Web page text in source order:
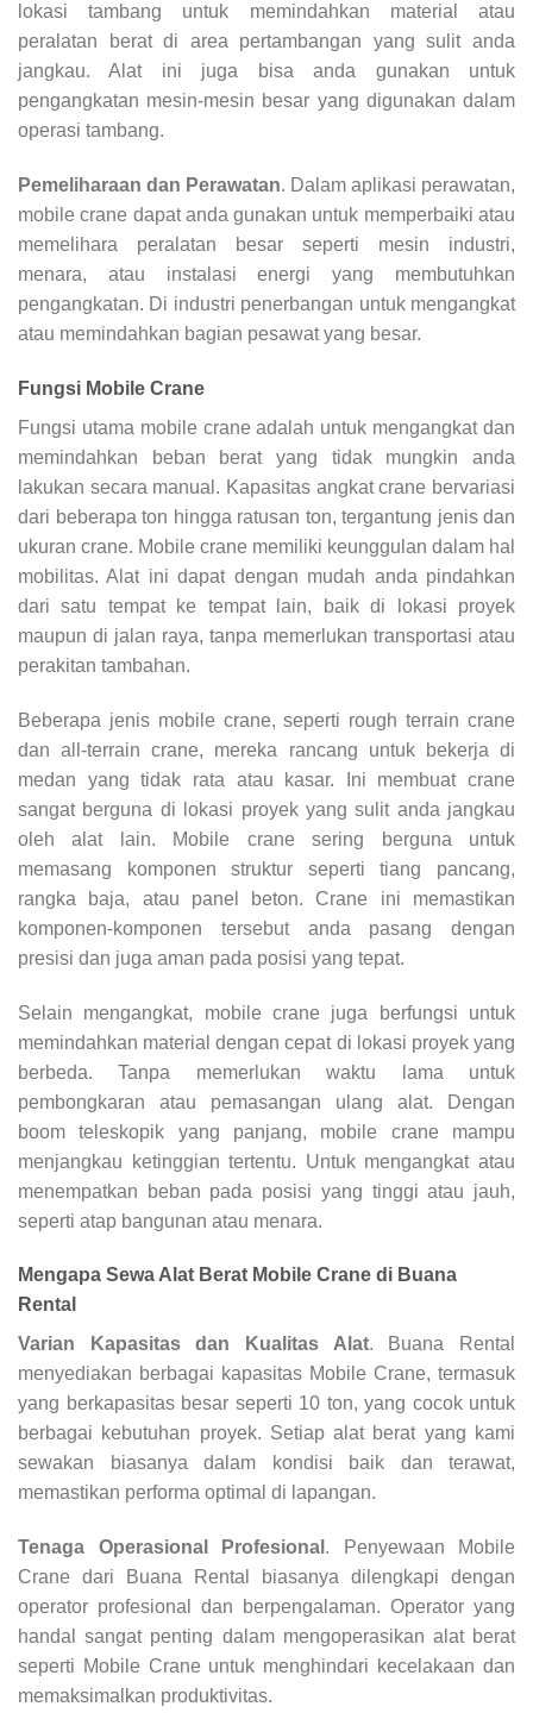
lokasi tambang untuk memindahkan material atau
peralatan berat di area pertambangan yang sulit anda
jangkau. Alat ini juga bisa anda gunakan untuk
pengangkatan mesin-mesin besar yang digunakan dalam
operasi tambang.
Pemeliharaan dan Perawatan. Dalam aplikasi perawatan,
mobile crane dapat anda gunakan untuk memperbaiki atau
memelihara peralatan besar seperti mesin industri,
menara, atau instalasi energi yang membutuhkan
pengangkatan. Di industri penerbangan untuk mengangkat
atau memindahkan bagian pesawat yang besar.
Fungsi Mobile Crane
Fungsi utama mobile crane adalah untuk mengangkat dan
memindahkan beban berat yang tidak mungkin anda
lakukan secara manual. Kapasitas angkat crane bervariasi
dari beberapa ton hingga ratusan ton, tergantung jenis dan
ukuran crane. Mobile crane memiliki keunggulan dalam hal
mobilitas. Alat ini dapat dengan mudah anda pindahkan
dari satu tempat ke tempat lain, baik di lokasi proyek
maupun di jalan raya, tanpa memerlukan transportasi atau
perakitan tambahan.
Beberapa jenis mobile crane, seperti rough terrain crane
dan all-terrain crane, mereka rancang untuk bekerja di
medan yang tidak rata atau kasar. Ini membuat crane
sangat berguna di lokasi proyek yang sulit anda jangkau
oleh alat lain. Mobile crane sering berguna untuk
memasang komponen struktur seperti tiang pancang,
rangka baja, atau panel beton. Crane ini memastikan
komponen-komponen tersebut anda pasang dengan
presisi dan juga aman pada posisi yang tepat.
Selain mengangkat, mobile crane juga berfungsi untuk
memindahkan material dengan cepat di lokasi proyek yang
berbeda. Tanpa memerlukan waktu lama untuk
pembongkaran atau pemasangan ulang alat. Dengan
boom teleskopik yang panjang, mobile crane mampu
menjangkau ketinggian tertentu. Untuk mengangkat atau
menempatkan beban pada posisi yang tinggi atau jauh,
seperti atap bangunan atau menara.
Mengapa Sewa Alat Berat Mobile Crane di Buana
Rental
Varian Kapasitas dan Kualitas Alat. Buana Rental
menyediakan berbagai kapasitas Mobile Crane, termasuk
yang berkapasitas besar seperti 10 ton, yang cocok untuk
berbagai kebutuhan proyek. Setiap alat berat yang kami
sewakan biasanya dalam kondisi baik dan terawat,
memastikan performa optimal di lapangan.
Tenaga Operasional Profesional . Penyewaan Mobile
Crane dari Buana Rental biasanya dilengkapi dengan
operator profesional dan berpengalaman. Operator yang
handal sangat penting dalam mengoperasikan alat berat
seperti Mobile Crane untuk menghindari kecelakaan dan
memaksimalkan produktivitas.